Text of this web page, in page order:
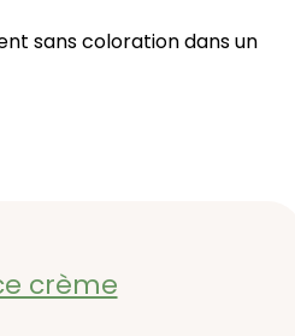
sans coloration dans un
crème